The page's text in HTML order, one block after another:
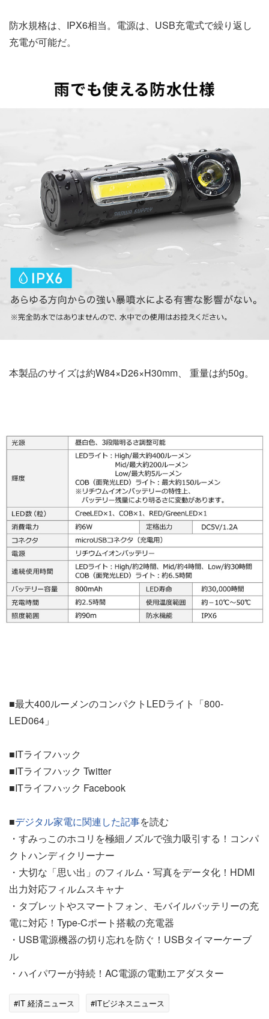
防水規格は、IPX6相当。電源は、USB充電式で繰り返し
充電が可能だ。
本製品のサイズは約W84×D26×H30mm、 重量は約50g。
■最大400ルーメンのコンパクトLEDライト「800-
LED064」
■ITライフハック
■ITライフハック Twitter
■ITライフハック Facebook
■デジタル家電に関連した記事を読む
・すみっこのホコリを極細ノズルで強力吸引する！コンパ
クトハンディクリーナー
・大切な「思い出」のフィルム・写真をデータ化！HDMI
出力対応フィルムスキャナ
・タブレットやスマートフォン、モバイルバッテリーの充
電に対応！Type-Cポート搭載の充電器
・USB電源機器の切り忘れを防ぐ！USBタイマーケーブ
ル
・ハイパワーが持続！AC電源の電動エアダスター
#IT 経済ニュース #ITビジネスニュース